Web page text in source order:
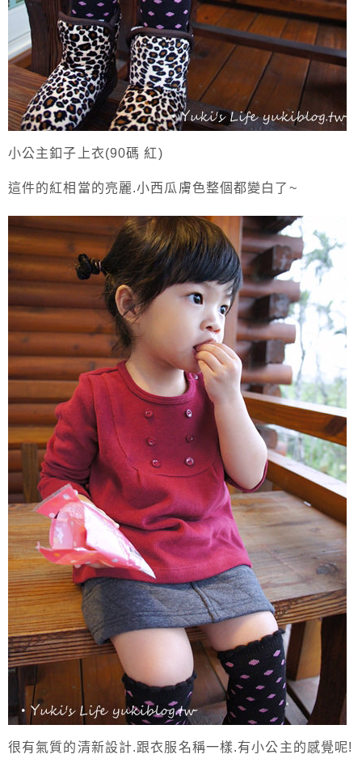
小公主釦子上衣(90碼 紅)
這件的紅相當的亮麗.小西瓜膚色整個都變白了~
很有氣質的清新設計.跟衣服名稱一樣.有小公主的感覺呢!